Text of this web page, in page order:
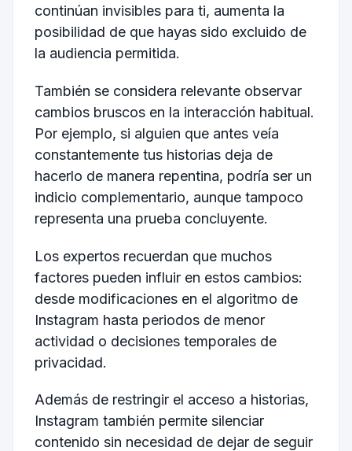
continúan invisibles para ti, aumenta la
posibilidad de que hayas sido excluido de
la audiencia permitida.
También se considera relevante observar
cambios bruscos en la interacción habitual.
Por ejemplo, si alguien que antes veía
constantemente tus historias deja de
hacerlo de manera repentina, podría ser un
indicio complementario, aunque tampoco
representa una prueba concluyente.
Los expertos recuerdan que muchos
factores pueden influir en estos cambios:
desde modificaciones en el algoritmo de
Instagram hasta periodos de menor
actividad o decisiones temporales de
privacidad.
Además de restringir el acceso a historias,
Instagram también permite silenciar
contenido sin necesidad de dejar de seguir